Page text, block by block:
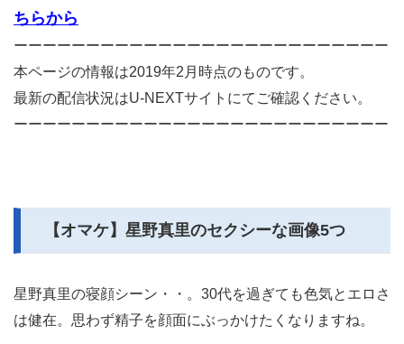
ちらから
ーーーーーーーーーーーーーーーーーーーーーーーーーー
本ページの情報は2019年2月時点のものです。
最新の配信状況はU-NEXTサイトにてご確認ください。
ーーーーーーーーーーーーーーーーーーーーーーーーーー
【オマケ】星野真里のセクシーな画像5つ
星野真里の寝顔シーン・・。30代を過ぎても色気とエロさ
は健在。思わず精子を顔面にぶっかけたくなりますね。